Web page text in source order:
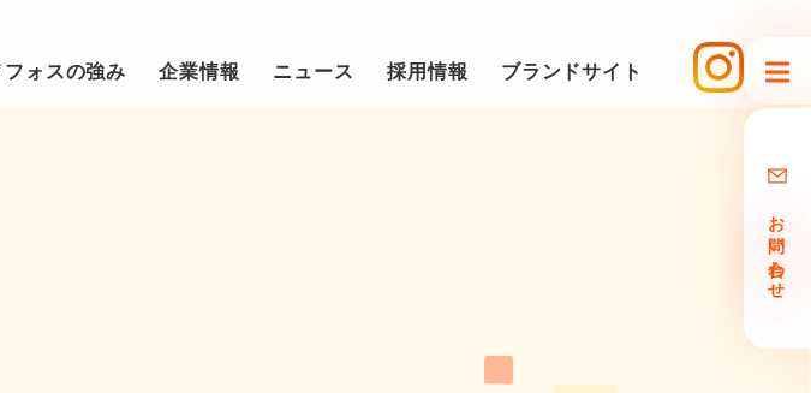
お問い合わせ
フォスの強み 企業情報 ニュース 採用情報 ブランドサイト